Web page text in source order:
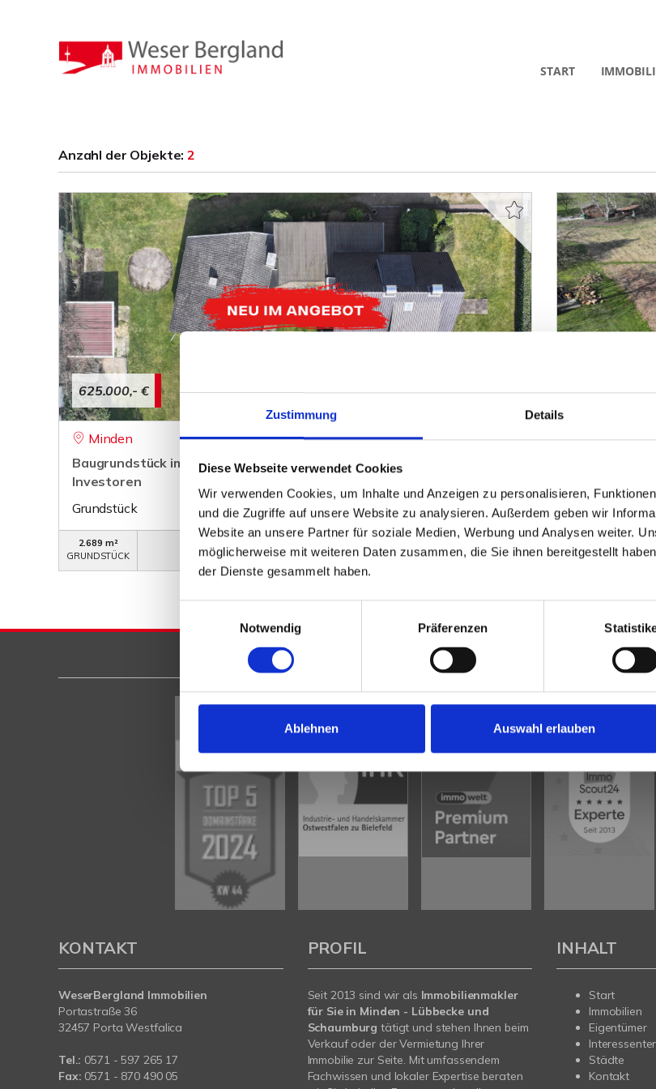
Zustimmung Details
Diese Webseite verwendet Cookies
Wir verwenden Cookies, um Inhalte und Anzeigen zu personalisieren,
und die Zugriffe auf unsere Website zu analysieren. Außerdem geben wir
Website an unsere Partner für soziale Medien, Werbung und Analysen weiter.
möglicherweise mit weiteren Daten zusammen, die Sie ihnen bereitgestellt
der Dienste gesammelt haben.
Notwendig
Präferenzen
Ablehnen Auswahl erlauben
START
Anzahl der Objekte:2
625.000,- €
Minden
Baugrundstück im II. Innenstadtring - ideal für Bauträger und
Investoren
Grundstück
2.689 m²
GRUNDSTÜCK
OBJEKTNUMMER
ZUM EXPOSÉ
599.000,- €
Minden
Seltene
GRUNDSTÜCK
PARTNER &
KONTAKT
WeserBergland Immobilien
Portastraße 36
32457 Porta Westfalica
Tel.: 0571 - 597 265 17
Fax: 0571 - 870 490 05
PROFIL
Seit 2013 sind wir als Immobilienmakler
für Sie in Minden - Lübbecke und
Schaumburgtätigt und stehen Ihnen beim
Verkauf oder der Vermietung Ihrer
Immobilie zur Seite. Mit umfassendem
Fachwissen und lokaler Expertise beraten
INHALT
Start
Immobilien
Eigentümer
Städte
Kontakt